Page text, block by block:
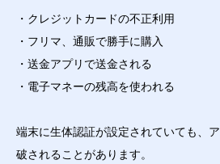
・クレジットカードの不正利用
・フリマ、通販で勝手に購入
・送金アプリで送金される
・電子マネーの残高を使われる
端末に生体認証が設定されていても、
破されることがあります。